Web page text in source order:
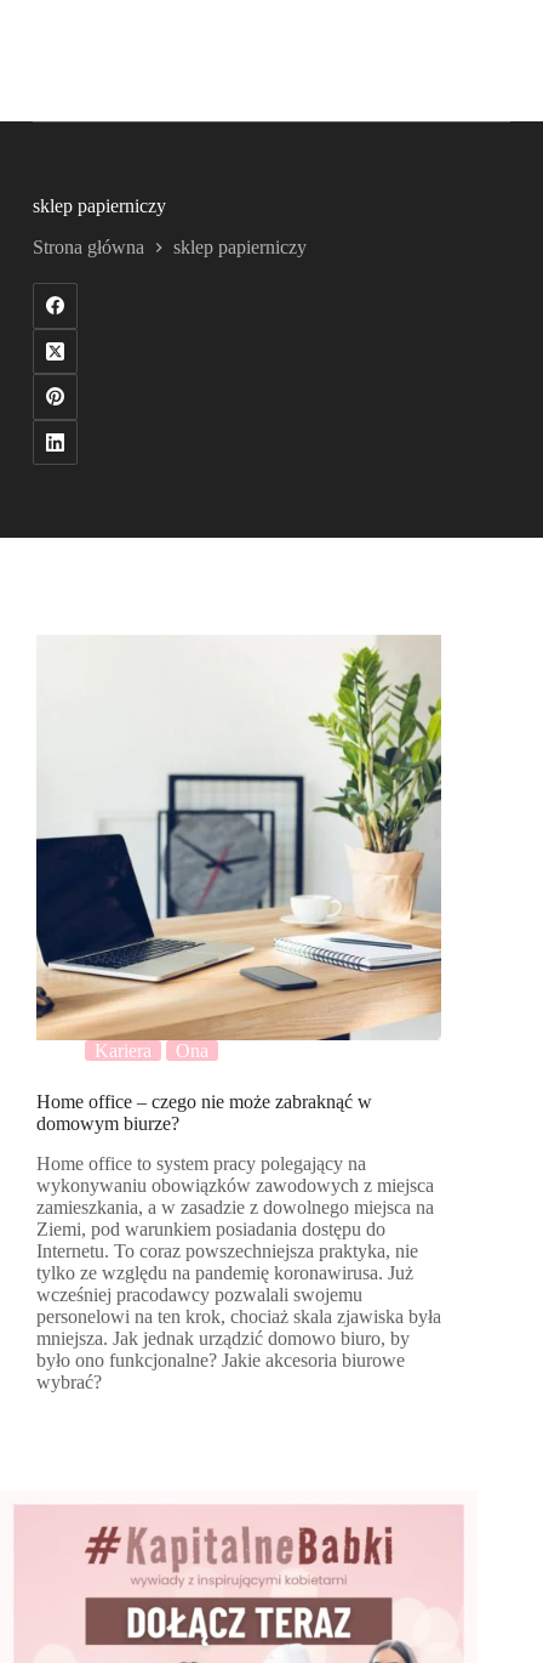
sklep papierniczy
Strona główna sklep papierniczy
Kariera Ona
Home office – czego nie może zabraknąć w
domowym biurze?
Home office to system pracy polegający na
wykonywaniu obowiązków zawodowych z miejsca
zamieszkania, a w zasadzie z dowolnego miejsca na
Ziemi, pod warunkiem posiadania dostępu do
Internetu. To coraz powszechniejsza praktyka, nie
tylko ze względu na pandemię koronawirusa. Już
wcześniej pracodawcy pozwalali swojemu
personelowi na ten krok, chociaż skala zjawiska była
mniejsza. Jak jednak urządzić domowo biuro, by
było ono funkcjonalne? Jakie akcesoria biurowe
wybrać?